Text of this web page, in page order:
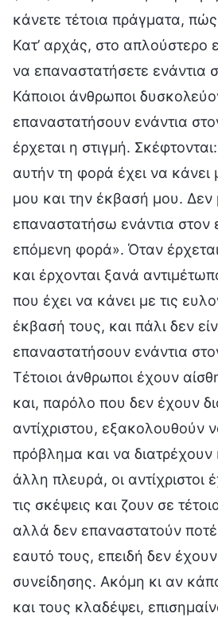
κάνετε τέτοια πράγματα, πώς
Κατ’ αρχάς, στο απλούστερο
να επαναστατήσετε ενάντια
Κάποιοι άνθρωποι
επαναστατήσουν ενάντια
έρχεται η στιγμή.
αυτήν τη φορά έχει να κάνει
μου και την έκβασή μου.
επαναστατήσω ενάντια στον
επόμενη φορά». Όταν
και έρχονται ξανά
που έχει να κάνει με τις
έκβασή τους, και πάλι δεν
επαναστατήσουν ενάντια
Τέτοιοι άνθρωποι έχουν
και, παρόλο που δεν έχουν
αντίχριστου, εξακολουθούν
πρόβλημα και να διατρέχουν
άλλη πλευρά, οι αντίχριστοι
τις σκέψεις και ζουν σε
αλλά δεν επαναστατούν ποτέ
εαυτό τους, επειδή δεν
συνείδησης. Ακόμη κι αν
και τους κλαδέψει,